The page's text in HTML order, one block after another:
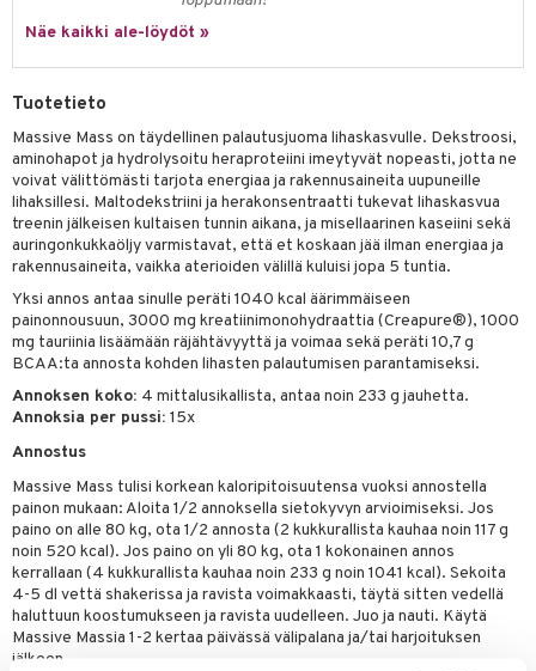
Näe kaikki ale-löydöt »
Tuotetieto
Massive Mass on täydellinen palautusjuoma lihaskasvulle. Dekstroosi,
aminohapot ja hydrolysoitu heraproteiini imeytyvät nopeasti, jotta ne
voivat välittömästi tarjota energiaa ja rakennusaineita uupuneille
lihaksillesi. Maltodekstriini ja herakonsentraatti tukevat lihaskasvua
treenin jälkeisen kultaisen tunnin aikana, ja misellaarinen kaseiini sekä
auringonkukkaöljy varmistavat, että et koskaan jää ilman energiaa ja
rakennusaineita, vaikka aterioiden välillä kuluisi jopa 5 tuntia.
Yksi annos antaa sinulle peräti 1040 kcal äärimmäiseen
painonnousuun, 3000 mg kreatiinimonohydraattia (Creapure®), 1000
mg tauriinia lisäämään räjähtävyyttä ja voimaa sekä peräti 10,7 g
BCAA:ta annosta kohden lihasten palautumisen parantamiseksi.
Annoksen koko: 4 mittalusikallista, antaa noin 233 g jauhetta.
Annoksia per pussi: 15x
Annostus
Massive Mass tulisi korkean kaloripitoisuutensa vuoksi annostella
painon mukaan: Aloita 1/2 annoksella sietokyvyn arvioimiseksi. Jos
paino on alle 80 kg, ota 1/2 annosta (2 kukkurallista kauhaa noin 117 g
noin 520 kcal). Jos paino on yli 80 kg, ota 1 kokonainen annos
kerrallaan (4 kukkurallista kauhaa noin 233 g noin 1041 kcal). Sekoita
4-5 dl vettä shakerissa ja ravista voimakkaasti, täytä sitten vedellä
haluttuun koostumukseen ja ravista uudelleen. Juo ja nauti. Käytä
Massive Massia 1-2 kertaa päivässä välipalana ja/tai harjoituksen
jälkeen.